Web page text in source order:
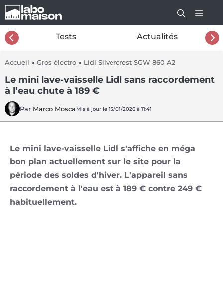
Aller
au
contenu
Tests Actualités
Accueil » Gros électro » Lidl Silvercrest SGW 860 A2
Le mini lave-vaisselle Lidl sans raccordement
à l’eau chute à 189 €
Par Marco Mosca Mis à jour le 15/01/2026 à 11:41
Le mini lave-vaisselle Lidl s'affiche en méga
bon plan actuellement sur le site pour la
période des soldes d'hiver. L'appareil sans
raccordement à l'eau est à 189 € contre 249 €
habituellement.